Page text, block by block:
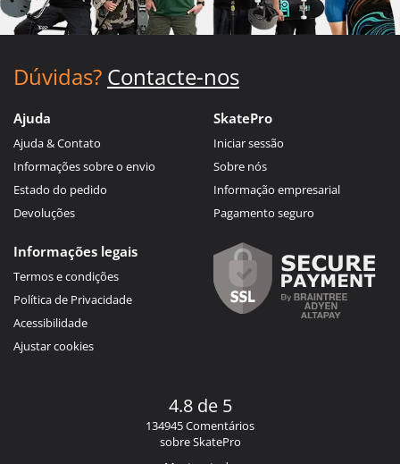
Dúvidas? Contacte-nos
Ajuda
Ajuda & Contato
Informações sobre o envio
Estado do pedido
Devoluções
SkatePro
Iniciar sessão
Sobre nós
Informação empresarial
Pagamento seguro
Informações legais
Termos e condições
Política de Privacidade
Acessibilidade
Ajustar cookies
4.8 de 5
134945 Comentários
sobre SkatePro